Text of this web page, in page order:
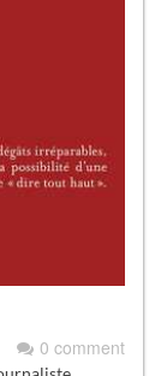
0 comment